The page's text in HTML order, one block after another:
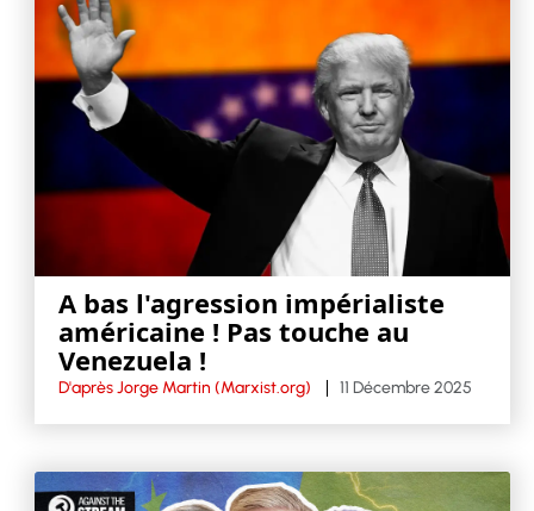
A bas l'agression impérialiste
américaine ! Pas touche au
Venezuela !
D'après Jorge Martin (Marxist.org) 11 Décembre 2025